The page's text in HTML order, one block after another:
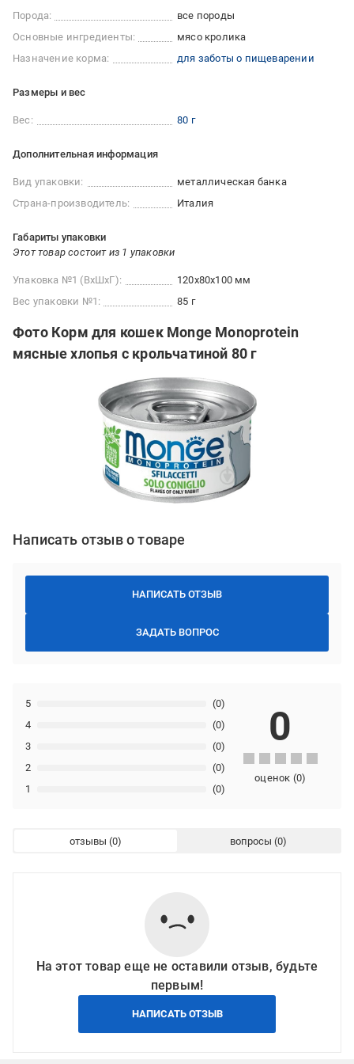
Порода:
все породы
Основные ингредиенты:
мясо кролика
Назначение корма:
для заботы о пищеварении
Размеры и вес
Вес: 80 г
Дополнительная информация
Вид упаковки:
металлическая банка
Страна-производитель:
Италия
Габариты упаковки
Этот товар состоит из 1 упаковки
Упаковка №1 (ВхШхГ):
120x80x100 мм
Вес упаковки №1:
85 г
Фото Корм для кошек Monge Monoprotein
мясные хлопья с крольчатиной 80 г
Написать отзыв о товаре
НАПИСАТЬ ОТЗЫВ
ЗАДАТЬ ВОПРОС
1 (0)
2 (0)
3 (0)
4 (0)
5 (0)
0
оценок (0)
отзывы вопросы
На этот товар еще не оставили отзыв, будьте
первым!
НАПИСАТЬ ОТЗЫВ